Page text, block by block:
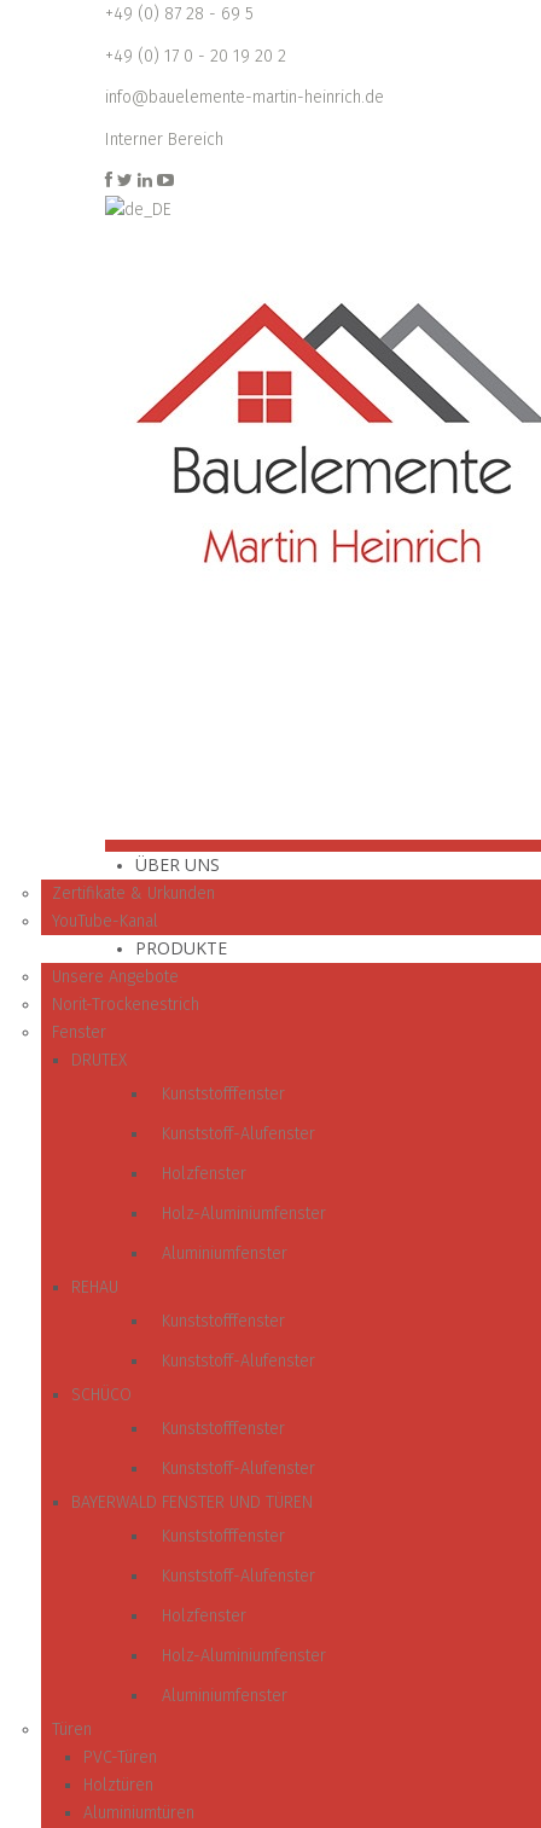
+49 (0) 87 28 - 69 5
+49 (0) 17 0 - 20 19 20 2
info@bauelemente-martin-heinrich.de
Interner Bereich
ÜBER UNS
Zertifikate & Urkunden
YouTube-Kanal
PRODUKTE
Unsere Angebote
Norit-Trockenestrich
Fenster
DRUTEX
Kunststofffenster
Kunststoff-Alufenster
Holzfenster
Holz-Aluminiumfenster
Aluminiumfenster
REHAU
Kunststofffenster
Kunststoff-Alufenster
SCHÜCO
Kunststofffenster
Kunststoff-Alufenster
BAYERWALD FENSTER UND TÜREN
Kunststofffenster
Kunststoff-Alufenster
Holzfenster
Holz-Aluminiumfenster
Aluminiumfenster
Türen
PVC-Türen
Holztüren
Aluminiumtüren